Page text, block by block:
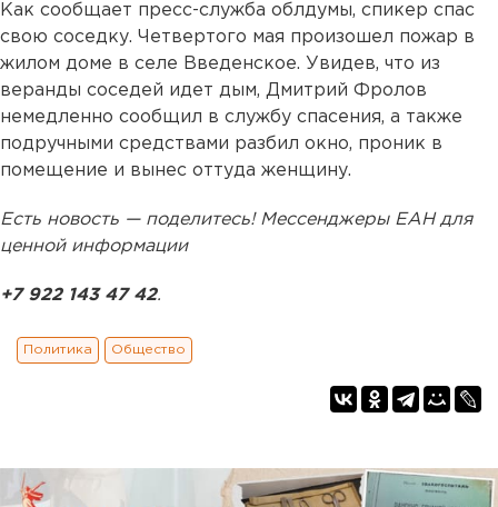
Как сообщает пресс-служба облдумы, спикер спас
свою соседку. Четвертого мая произошел пожар в
жилом доме в селе Введенское. Увидев, что из
веранды соседей идет дым, Дмитрий Фролов
немедленно сообщил в службу спасения, а также
подручными средствами разбил окно, проник в
помещение и вынес оттуда женщину.
Есть новость — поделитесь! Мессенджеры ЕАН для
ценной информации
+7 922 143 47 42.
Политика Общество